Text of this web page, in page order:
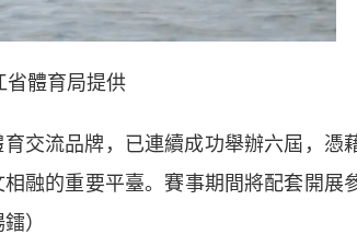
省體育局提供
交流品牌，已連續成功舉辦六屆，憑
融的重要平臺。賽事期間將配套開展
）